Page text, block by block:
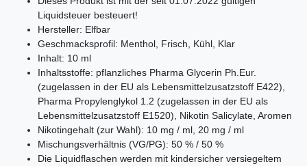
Liquidsteuer besteuert!
Hersteller: Elfbar
Geschmacksprofil: Menthol, Frisch, Kühl, Klar
Inhalt: 10 ml
Inhaltsstoffe: pflanzliches Pharma Glycerin Ph.Eur.
(zugelassen in der EU als Lebensmittelzusatzstoff E422),
Pharma Propylenglykol 1.2 (zugelassen in der EU als
Lebensmittelzusatzstoff E1520), Nikotin Salicylate, Aromen
Nikotingehalt (zur Wahl): 10 mg / ml, 20 mg / ml
Mischungsverhältnis (VG/PG): 50 % / 50 %
Die Liquidflaschen werden mit kindersicher versiegeltem